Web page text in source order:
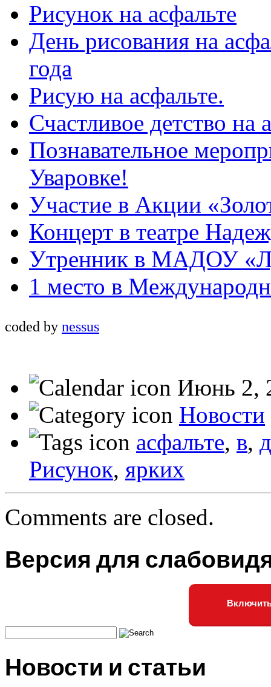
Рисунок на асфальте
День рисования на
года
Рисую на асфальте.
Счастливое детство на
Познавательное
Уваровке!
Участие в Акции
Концерт в театре
Утренник в МАДОУ
1 место в
coded by nessus
Июнь 2,
Новости
асфальте, в,
Рисунок, ярких
Comments are closed.
Версия для
Новости и статьи